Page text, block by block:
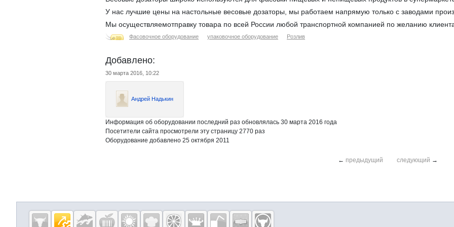
У нас лучшие цены на настольные весовые дозаторы, мы работаем напрямую только с заводами
Мы осуществляемотправку товара по всей России любой транспортной компанией по желанию клиента
Фасовочное оборудование упаковочное оборудование Розлив
Добавлено:
30 марта 2016, 10:22
Андрей Надькин
Информация об оборудовании последний раз обновлялась 30 марта 2016 года
Посетители сайта просмотрели эту страницу 2770 раз
Оборудование добавлено 25 октября 2011
← предыдущий следующий →
Дополнительная информация
Cсылки на полезные проекты